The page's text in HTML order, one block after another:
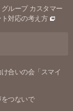
ループ カスタマー
対応の考え方
け合いの会「スマイ
つないで